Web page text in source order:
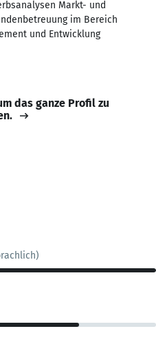
Markt- und
im Bereich
und Entwicklung
das ganze Profil zu